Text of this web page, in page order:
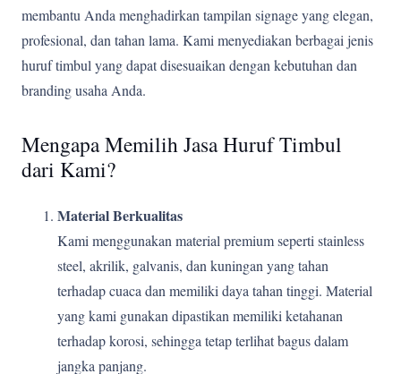
membantu Anda menghadirkan tampilan signage yang elegan,
profesional, dan tahan lama. Kami menyediakan berbagai jenis
huruf timbul yang dapat disesuaikan dengan kebutuhan dan
branding usaha Anda.
Mengapa Memilih Jasa Huruf Timbul
dari Kami?
Material Berkualitas
Kami menggunakan material premium seperti stainless
steel, akrilik, galvanis, dan kuningan yang tahan
terhadap cuaca dan memiliki daya tahan tinggi. Material
yang kami gunakan dipastikan memiliki ketahanan
terhadap korosi, sehingga tetap terlihat bagus dalam
jangka panjang.